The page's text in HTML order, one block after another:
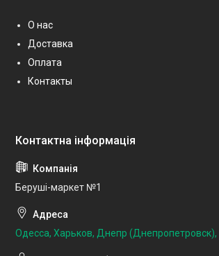
О нас
Доставка
Оплата
Контакты
Беруші-маркет №1
Одесса, Харьков, Днепр (Днепропетровск),